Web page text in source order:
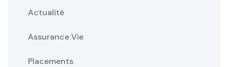
Actualité
Assurance Vie
Placements